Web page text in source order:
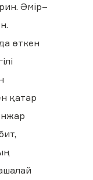
Әмір–
өткен
қатар